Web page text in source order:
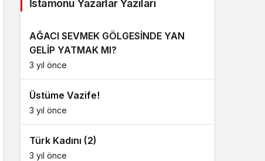
İstamonu Yazarlar Yazıları
AĞACI SEVMEK GÖLGESİNDE YAN
GELİP YATMAK MI?
3 yıl önce
Üstüme Vazife!
3 yıl önce
Türk Kadını (2)
3 yıl önce